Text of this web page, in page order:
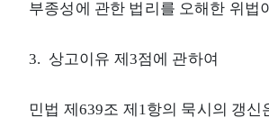
부종성에 관한 법리를 오해한 위법
3. 상고이유 제3점에 관하여
민법 제639조 제1항의 묵시의 갱신